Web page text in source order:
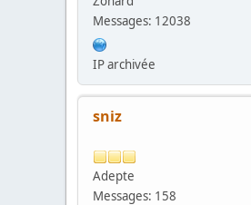
Messages: 12038
IP archivée
sniz
Adepte
Messages: 158